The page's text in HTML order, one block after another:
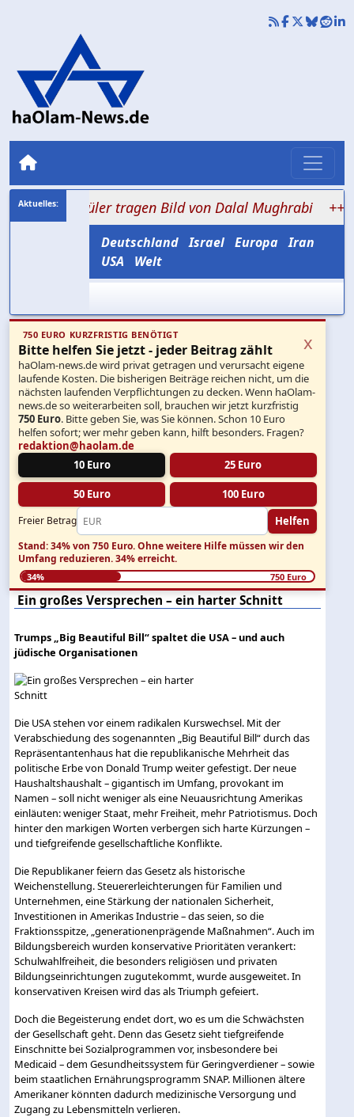
tragen Bild von Dalal Mughrabi +++ 0,2 bis
Deutschland Israel Europa Iran
USA
Welt
750 EURO KURZFRISTIG BENÖTIGT
Bitte helfen Sie jetzt - jeder Beitrag zählt
haOlam-news.de wird privat getragen und verursacht eigene
laufende Kosten. Die bisherigen Beiträge reichen nicht, um die
nächsten laufenden Verpflichtungen zu decken. Wenn haOlam-
news.de so weiterarbeiten soll, brauchen wir jetzt kurzfristig
750 Euro. Bitte geben Sie, was Sie können. Schon 10 Euro
helfen sofort; wer mehr geben kann, hilft besonders. Fragen?
redaktion@haolam.de
10 Euro
25 Euro
50 Euro 100 Euro
Freier Betrag Helfen
x
Stand: 34% von 750 Euro.Ohne weitere Hilfe müssen wir den
Umfang reduzieren.34% erreicht.
34% 750 Euro
Ein großes Versprechen – ein harter Schnitt
Trumps „Big Beautiful Bill“ spaltet die USA – und auch
jüdische Organisationen
Die USA stehen vor einem radikalen Kurswechsel. Mit der
Verabschiedung des sogenannten „Big Beautiful Bill“ durch das
Repräsentantenhaus hat die republikanische Mehrheit das
politische Erbe von Donald Trump weiter gefestigt. Der neue
Haushaltshaushalt – gigantisch im Umfang, provokant im
Namen – soll nicht weniger als eine Neuausrichtung Amerikas
einläuten: weniger Staat, mehr Freiheit, mehr Patriotismus. Doch
hinter den markigen Worten verbergen sich harte Kürzungen –
und tiefgreifende gesellschaftliche Konflikte.
Die Republikaner feiern das Gesetz als historische
Weichenstellung. Steuererleichterungen für Familien und
Unternehmen, eine Stärkung der nationalen Sicherheit,
Investitionen in Amerikas Industrie – das seien, so die
Fraktionsspitze, „generationenprägende Maßnahmen“. Auch im
Bildungsbereich wurden konservative Prioritäten verankert:
Schulwahlfreiheit, die besonders religiösen und privaten
Bildungseinrichtungen zugutekommt, wurde ausgeweitet. In
konservativen Kreisen wird das als Triumph gefeiert.
Doch die Begeisterung endet dort, wo es um die Schwächsten
der Gesellschaft geht. Denn das Gesetz sieht tiefgreifende
Einschnitte bei Sozialprogrammen vor, insbesondere bei
Medicaid – dem Gesundheitssystem für Geringverdiener – sowie
beim staatlichen Ernährungsprogramm SNAP. Millionen ältere
Amerikaner könnten dadurch medizinische Versorgung und
Zugang zu Lebensmitteln verlieren.